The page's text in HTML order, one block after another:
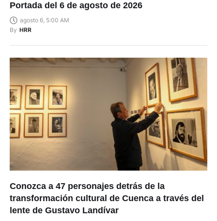
Portada del 6 de agosto de 2026
agosto 6, 5:00 AM
By HRR
Conozca a 47 personajes detrás de la
transformación cultural de Cuenca a través del
lente de Gustavo Landívar